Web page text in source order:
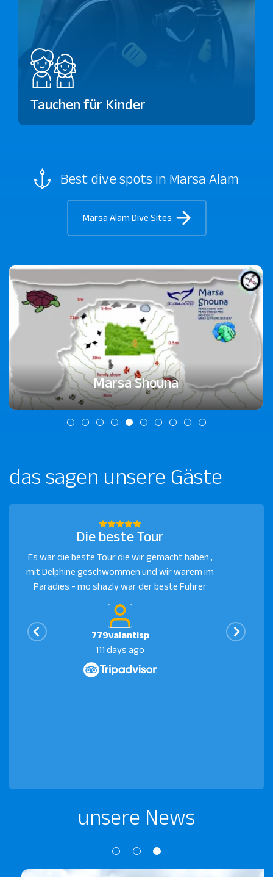
Tauchen für Kinder
Gabal El Rosas
Best dive spots in Marsa Alam
Marsa Alam Dive Sites
das sagen unsere Gäste
Die beste Tour
Es war die beste Tour die wir gemacht haben ,
mit Delphine geschwommen und wir warem im
Paradies - mo shazly war der beste Führer
779valantisp
111 days ago
unsere News